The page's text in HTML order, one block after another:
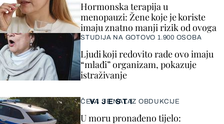
VIJESTI
ČEKA SE NALAZ OBDUKCIJE
U moru pronađeno tijelo:
Hormonska terapija u
menopauzi: Žene koje je koriste
imaju znatno manji rizik od ovoga
STUDIJA NA GOTOVO 1.900 OSOBA
Ljudi koji redovito rade ovo imaju
“mlađi” organizam, pokazuje
istraživanje